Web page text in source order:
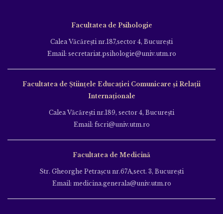
Facultatea de Psihologie
Calea Văcăreşti nr.187,sector 4, Bucureşti
Email: secretariat.psihologie@univ.utm.ro
Facultatea de Ştiinţele Educației Comunicare și Relații
Internaționale
Calea Văcăreşti nr.189, sector 4, Bucureşti
Email: fscri@univ.utm.ro
Facultatea de Medicină
Str. Gheorghe Petraşcu nr.67A,sect. 3, Bucureşti
Email: medicina.generala@univ.utm.ro